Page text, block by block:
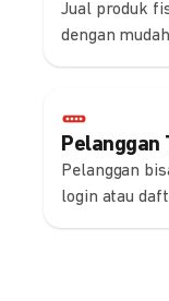
Jual produk
dengan mudah
Pelanggan
Pelanggan
login atau